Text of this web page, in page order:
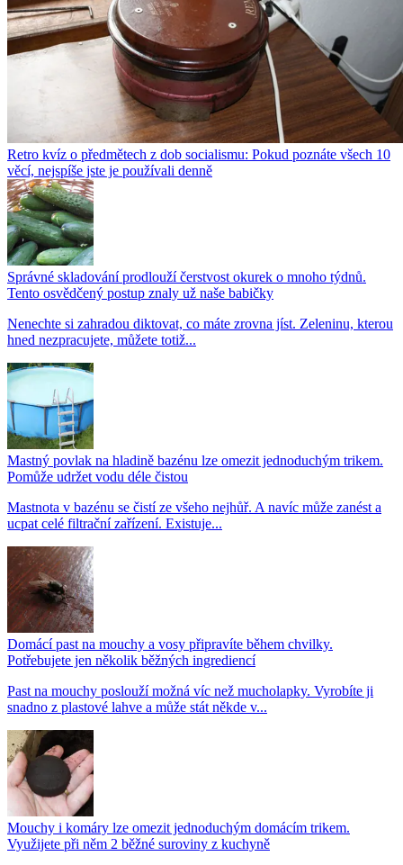
Retro kvíz o předmětech z dob socialismu: Pokud poznáte všech 10
věcí, nejspíše jste je používali denně
Správné skladování prodlouží čerstvost okurek o mnoho týdnů.
Tento osvědčený postup znaly už naše babičky
Nenechte si zahradou diktovat, co máte zrovna jíst. Zeleninu, kterou
hned nezpracujete, můžete totiž...
Mastný povlak na hladině bazénu lze omezit jednoduchým trikem.
Pomůže udržet vodu déle čistou
Mastnota v bazénu se čistí ze všeho nejhůř. A navíc může zanést a
ucpat celé filtrační zařízení. Existuje...
Domácí past na mouchy a vosy připravíte během chvilky.
Potřebujete jen několik běžných ingrediencí
Past na mouchy poslouží možná víc než mucholapky. Vyrobíte ji
snadno z plastové lahve a může stát někde v...
Mouchy i komáry lze omezit jednoduchým domácím trikem.
Využijete při něm 2 běžné suroviny z kuchyně